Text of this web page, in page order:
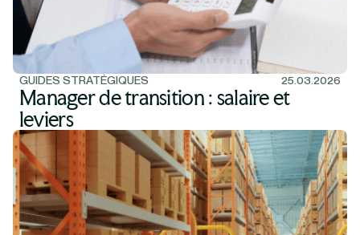
GUIDES STRATÉGIQUES 25.03.2026
Manager de transition : salaire et
leviers